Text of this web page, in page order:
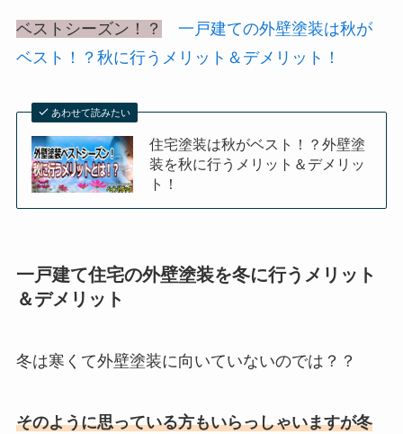
ベストシーズン！？
一戸建ての外壁塗装は秋が
ベスト！？秋に行うメリット＆デメリット！
あわせて読みたい
住宅塗装は秋がベスト！？外壁塗
装を秋に行うメリット＆デメリッ
ト！
一戸建て住宅の外壁塗装を冬に行うメリット
＆デメリット
冬は寒くて外壁塗装に向いていないのでは？？
そのように思っている方もいらっしゃいますが冬